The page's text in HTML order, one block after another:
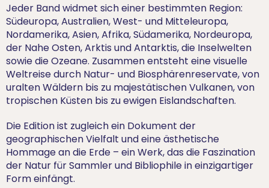
Jeder Band widmet sich einer bestimmten Region:
Südeuropa, Australien, West- und Mitteleuropa,
Nordamerika, Asien, Afrika, Südamerika, Nordeuropa,
der Nahe Osten, Arktis und Antarktis, die Inselwelten
sowie die Ozeane. Zusammen entsteht eine visuelle
Weltreise durch Natur- und Biosphärenreservate, von
uralten Wäldern bis zu majestätischen Vulkanen, von
tropischen Küsten bis zu ewigen Eislandschaften.
Die Edition ist zugleich ein Dokument der
geographischen Vielfalt und eine ästhetische
Hommage an die Erde – ein Werk, das die Faszination
der Natur für Sammler und Bibliophile in einzigartiger
Form einfängt.